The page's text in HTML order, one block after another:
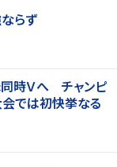
らず
同時Ｖへ チャンピ
では初快挙なる